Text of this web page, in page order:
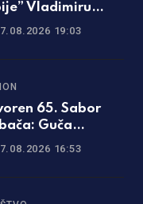
Vladimiru
zabranjen
19:03
65. Sabor
Guča
zasvirala
16:53